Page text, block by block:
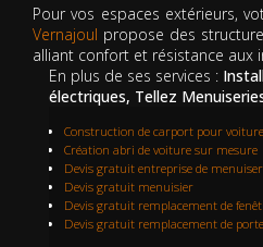
Pour vos espaces extérieurs,
Vernajoul propose des
alliant confort et résistance aux
En plus de ses services :
électriques, Tellez
Construction de carport pour voiture
Création abri de voiture sur mesure
Devis gratuit entreprise de
Devis gratuit menuisier
Devis gratuit remplacement de
Devis gratuit remplacement de